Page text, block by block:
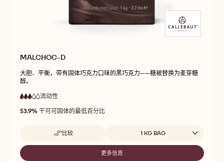
MALCHOC-D
大胆、平衡，带有固体巧克力口味的黑巧克力——糖被替换为麦芽糖
醇。
3
out
流动性
等
性
53.9% 干可可固体的最低百分比
比较
-
MALCHOC-
Beschikbare maten
1 KG BAG
更多信息
-